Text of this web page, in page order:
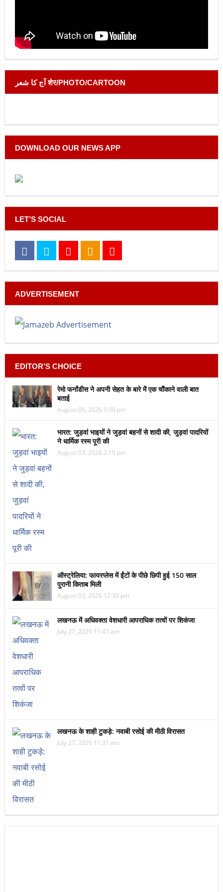
آج کا شعر शेर/PHOTO/CARTOON
DOWNLOAD OUR NEWS APP
LET’S SOCIAL
ADVERTISEMENT
EDITOR’S CHOICE
रेमो फर्नांडीस ने अपनी सेहत के बारे में एक चौंकाने वाली बात
बताई
August 06, 2026 5:00 pm
भारत: जुड़वां भाइयों ने जुड़वां बहनों से शादी की, जुड़वां पादरियों
ने धार्मिक रस्म पूरी की
August 03, 2026 2:10 pm
ऑस्ट्रेलिया: फायरप्लेस में ईंटों के पीछे छिपी हुई 150 साल
पुरानी किताब मिली
August 03, 2026 12:39 pm
लखनऊ में अधिवक्ता वेशधारी आपराधिक तत्वों पर शिकंजा
July 27, 2026 11:47 am
लखनऊ के शाही टुकड़े: नवाबी रसोई की मीठी विरासत
July 27, 2026 11:31 am